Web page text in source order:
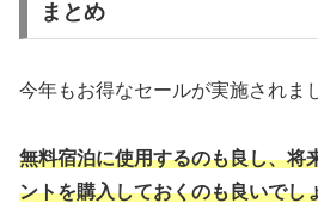
まとめ
今年もお得なセールが実施されま
無料宿泊に使用するのも良し、将
ントを購入しておくのも良いでし